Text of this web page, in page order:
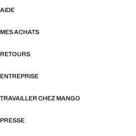
AIDE
MES ACHATS
RETOURS
ENTREPRISE
TRAVAILLER CHEZ MANGO
PRESSE